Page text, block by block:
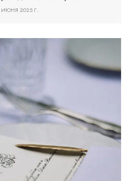
ИЮНЯ 2025 Г.